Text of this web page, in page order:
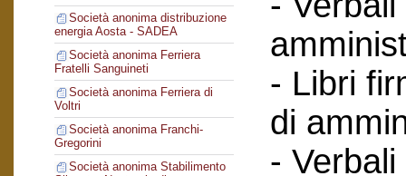
Società anonima distribuzione
energia Aosta - SADEA
Società anonima Ferriera
Fratelli Sanguineti
Società anonima Ferriera di
Voltri
Società anonima Franchi-
Gregorini
Società anonima Stabilimento
- Libri
di
-